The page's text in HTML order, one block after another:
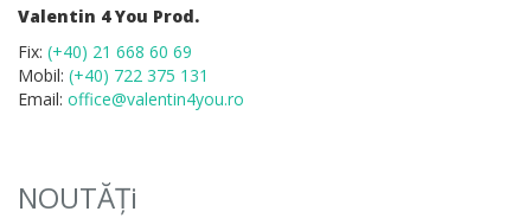
Valentin 4 You Prod.
Fix: (+40) 21 668 60 69
Mobil: (+40) 722 375 131
Email: office@valentin4you.ro
NOUTĂȚi